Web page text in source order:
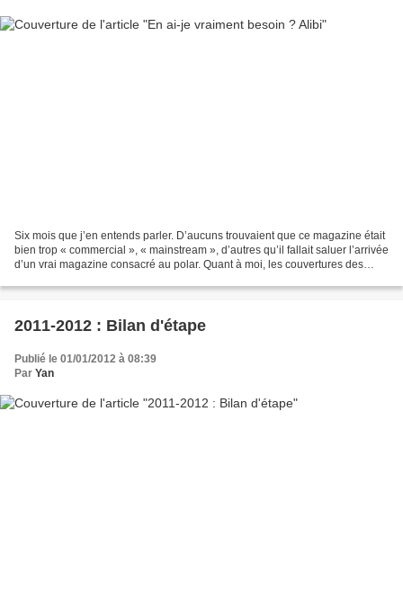
Six mois que j’en entends parler. D’aucuns trouvaient que ce magazine était
bien trop « commercial », « mainstream », d’autres qu’il fallait saluer l’arrivée
d’un vrai magazine consacré au polar. Quant à moi, les couvertures des
2011-2012 : Bilan d'étape
Publié le 01/01/2012 à 08:39
Par Yan